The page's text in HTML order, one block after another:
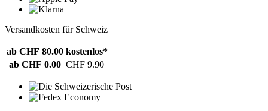
Versandkosten für Schweiz
ab CHF 80.00 kostenlos*
ab CHF 0.00 CHF 9.90